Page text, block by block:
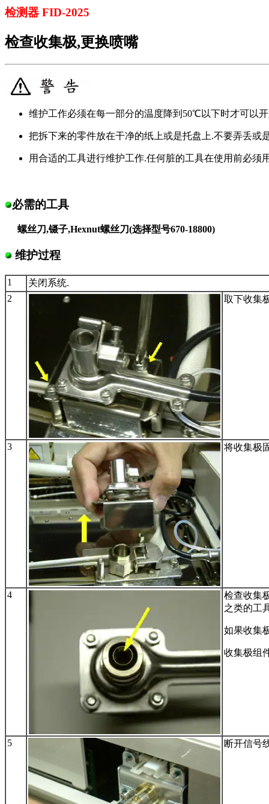
检测器 FID-2025
检查收集极,更换喷嘴
维护工作必须在每一部分的温度降到50℃以下时才可以
把拆下来的零件放在干净的纸上或是托盘上.不要弄丢或
用合适的工具进行维护工作.任何脏的工具在使用前必须
必需的工具
螺丝刀,镊子,Hexnut螺丝刀(选择型号670-18800)
维护过程
1
关闭系统.
2
取下收集
3 将收集极
4
检查收集
之类的工
如果收集
收集极组
5 断开信号